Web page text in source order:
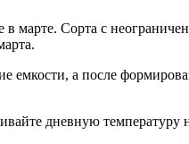
марте. Сорта с
а после
дневную